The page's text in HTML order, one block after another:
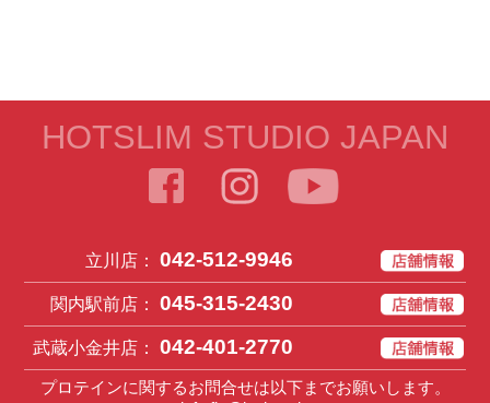
HOTSLIM STUDIO JAPAN
立川店： 042-512-9946
関内駅前店： 045-315-2430
武蔵小金井店： 042-401-2770
プロテインに関するお問合せは以下までお願いします。